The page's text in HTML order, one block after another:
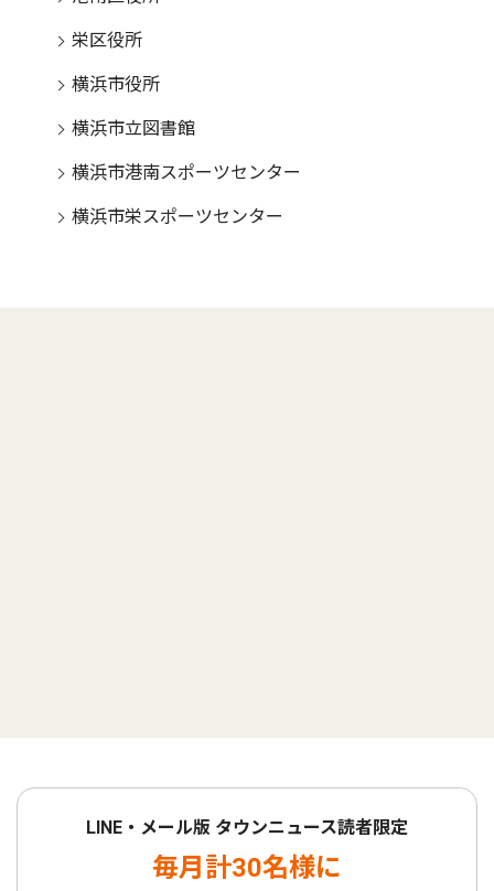
栄区役所
横浜市役所
横浜市立図書館
横浜市港南スポーツセンター
横浜市栄スポーツセンター
LINE・メール版 タウンニュース読者限定
毎月計30名様に